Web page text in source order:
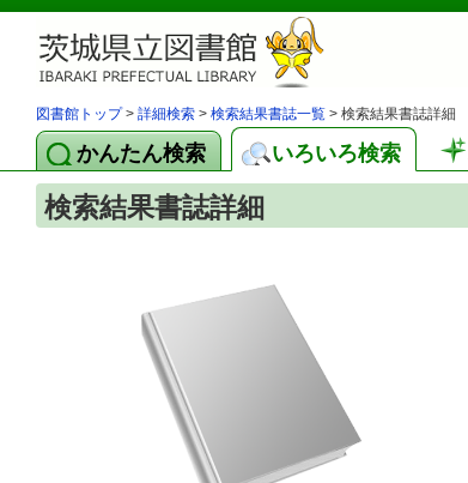
図書館トップ> 詳細検索 > 検索結果書誌一覧 > 検索結果書誌詳細
かんたん検索 いろいろ検索
検索結果書誌詳細